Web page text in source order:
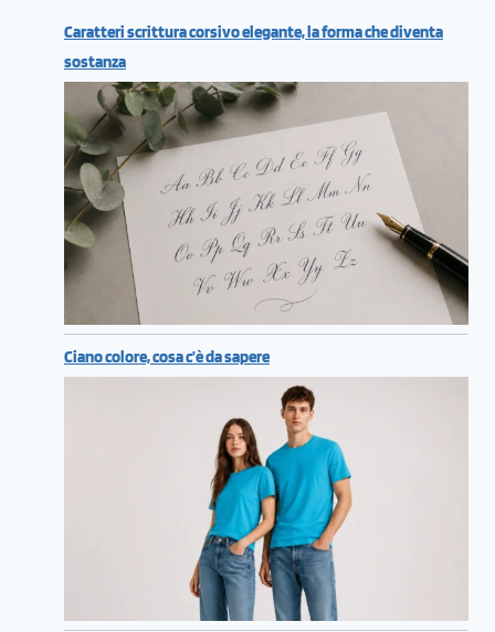
Caratteri scrittura corsivo elegante, la forma che diventa
sostanza
Ciano colore, cosa c’è da sapere